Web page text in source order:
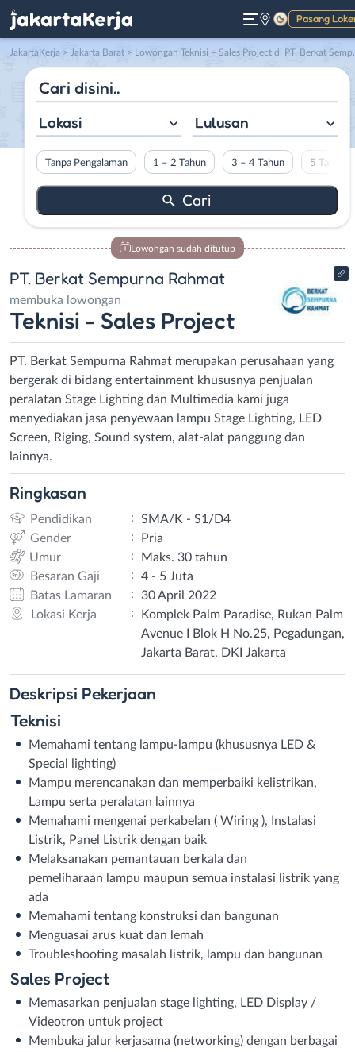
Pasang
Gelap
JakartaKerja > Jakarta Barat > Lowongan Teknisi – Sales Project di PT. Berkat Sempurna Rahmat
Lokasi Lulusan
Tanpa Pengalaman 1 – 2 Tahun 3 – 4 Tahun 5 Tahun
Lowongan sudah ditutup
PT. Berkat Sempurna Rahmat
membuka lowongan
Teknisi - Sales Project
PT. Berkat Sempurna Rahmat merupakan perusahaan yang
bergerak di bidang entertainment khususnya penjualan
peralatan Stage Lighting dan Multimedia kami juga
menyediakan jasa penyewaan lampu Stage Lighting, LED
Screen, Riging, Sound system, alat-alat panggung dan
lainnya.
Ringkasan
Pendidikan :
SMA/K - S1/D4
Gender
:
Pria
Umur
:
Maks. 30 tahun
Besaran Gaji
:
4 - 5 Juta
Batas Lamaran
:
30 April 2022
Lokasi Kerja
:
Komplek Palm Paradise, Rukan Palm
Avenue I Blok H No.25, Pegadungan,
Jakarta Barat, DKI Jakarta
Deskripsi Pekerjaan
Teknisi
Memahami tentang lampu-lampu (khususnya LED &
Special lighting)
Mampu merencanakan dan memperbaiki kelistrikan,
Lampu serta peralatan lainnya
Memahami mengenai perkabelan ( Wiring ), Instalasi
Listrik, Panel Listrik dengan baik
Melaksanakan pemantauan berkala dan
pemeliharaan lampu maupun semua instalasi listrik yang
ada
Memahami tentang konstruksi dan bangunan
Menguasai arus kuat dan lemah
Troubleshooting masalah listrik, lampu dan bangunan
Sales Project
Memasarkan penjualan stage lighting, LED Display /
Videotron untuk project
Membuka jalur kerjasama (networking) dengan berbagai